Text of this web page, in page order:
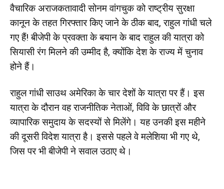
वैचारिक अराजकतावादी सोनम वांगचुक को राष्ट्रीय सुरक्षा
कानून के तहत गिरफ्तार किए जाने के ठीक बाद, राहुल गांधी चले
गए हैं! बीजेपी के प्रवक्ता के बयान के बाद राहुल की यात्रा को
सियासी रंग मिलने की उम्मीद है, क्योंकि देश के राज्य में चुनाव
होने हैं।
राहुल गांधी साउथ अमेरिका के चार देशों के यात्रा पर हैं। इस
यात्रा के दौरान वह राजनीतिक नेताओं, विवि के छात्रों और
व्यापारिक समुदाय के सदस्यों से मिलेंगे। यह उनकी इस महीने
की दूसरी विदेश यात्रा है। इससे पहले वे मलेशिया भी गए थे,
जिस पर भी बीजेपी ने सवाल उठाए थे।